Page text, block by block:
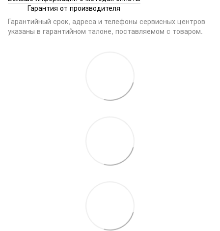
Гарантия от производителя
Гарантийный срок, адреса и телефоны сервисных центров
указаны в гарантийном талоне, поставляемом с товаром.